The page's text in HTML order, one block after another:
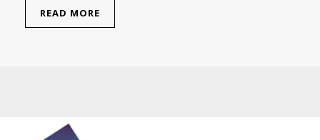
READ MORE